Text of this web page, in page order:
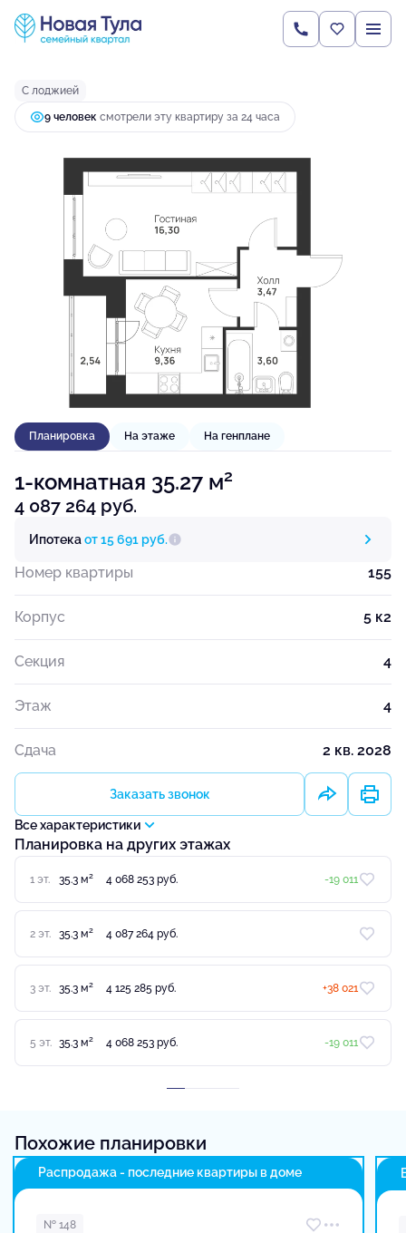
1-комнатная35.27 м 4 087 264 руб.
Ипотекаот 15 691 руб.
С лоджией
9 человек смотрели эту квартиру за 24 часа
Планировка На этаже На генплане
1-комнатная 35.27 м2
4 087 264 руб.
Ипотекаот 15 691 руб.
Номер квартиры 155
Корпус 5 к2
Секция 4
Этаж 4
Сдача 2 кв. 2028
Заказать звонок
Все характеристики
Планировка на других этажах
1 эт. 35.3 м2 4 068 253 руб. -19 011
2 эт. 35.3 м2 4 087 264 руб.
3 эт. 35.3 м2 4 125 285 руб. +38 021
5 эт. 35.3 м2 4 068 253 руб. -19 011
Похожие планировки
Распродажа - последние квартиры в доме
№ 148